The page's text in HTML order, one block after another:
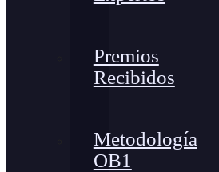
Premios
Recibidos
Metodología
OB1